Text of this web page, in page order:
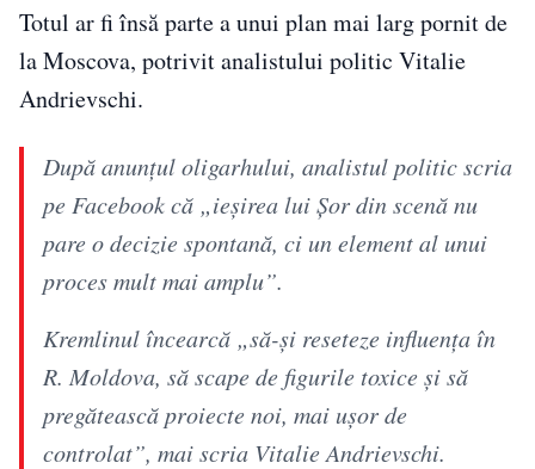
Totul ar fi însă parte a unui plan mai larg pornit de
la Moscova, potrivit analistului politic Vitalie
Andrievschi.
După anunţul oligarhului, analistul politic scria
pe Facebook că „ieşirea lui Şor din scenă nu
pare o decizie spontană, ci un element al unui
proces mult mai amplu”.
Kremlinul încearcă „să-şi reseteze influenţa în
R. Moldova, să scape de figurile toxice şi să
pregătească proiecte noi, mai uşor de
controlat”, mai scria Vitalie Andrievschi.